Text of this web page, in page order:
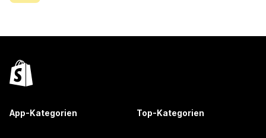
App-Kategorien Top-Kategorien